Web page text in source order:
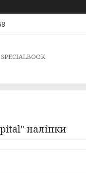
SPECIALBOOK
наліпки